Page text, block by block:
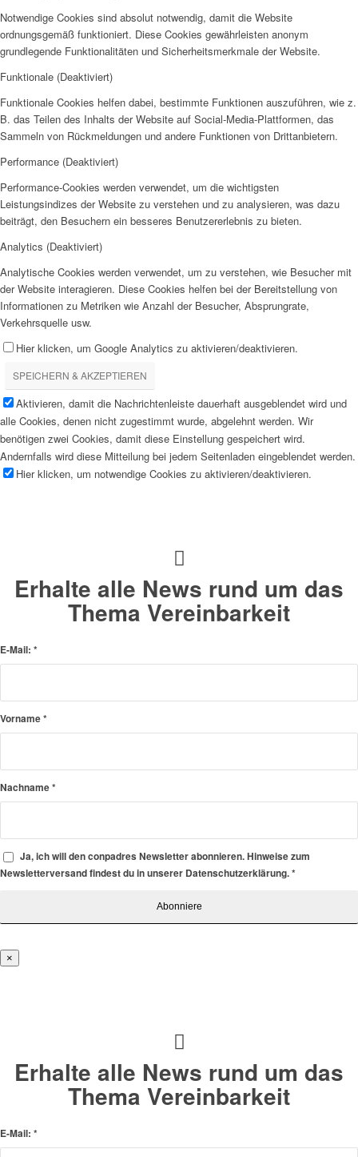
Notwendige Cookies sind absolut notwendig, damit die Website
ordnungsgemäß funktioniert. Diese Cookies gewährleisten anonym
grundlegende Funktionalitäten und Sicherheitsmerkmale der Website.
Funktionale (Deaktiviert)
Funktionale Cookies helfen dabei, bestimmte Funktionen auszuführen, wie z.
B. das Teilen des Inhalts der Website auf Social-Media-Plattformen, das
Sammeln von Rückmeldungen und andere Funktionen von Drittanbietern.
Performance (Deaktiviert)
Performance-Cookies werden verwendet, um die wichtigsten
Leistungsindizes der Website zu verstehen und zu analysieren, was dazu
beiträgt, den Besuchern ein besseres Benutzererlebnis zu bieten.
Analytics (Deaktiviert)
Analytische Cookies werden verwendet, um zu verstehen, wie Besucher mit
der Website interagieren. Diese Cookies helfen bei der Bereitstellung von
Informationen zu Metriken wie Anzahl der Besucher, Absprungrate,
Verkehrsquelle usw.
Hier klicken, um Google Analytics zu aktivieren/deaktivieren.
SPEICHERN & AKZEPTIEREN
Aktivieren, damit die Nachrichtenleiste dauerhaft ausgeblendet wird und
alle Cookies, denen nicht zugestimmt wurde, abgelehnt werden. Wir
benötigen zwei Cookies, damit diese Einstellung gespeichert wird.
Andernfalls wird diese Mitteilung bei jedem Seitenladen eingeblendet werden.
Hier klicken, um notwendige Cookies zu aktivieren/deaktivieren.
Erhalte alle News rund um das
Thema Vereinbarkeit
E-Mail: *
Vorname*
Nachname*
Ja, ich will den conpadres Newsletter abonnieren. Hinweise zum
Newsletterversand findest du in unserer Datenschutzerklärung.*
×
Erhalte alle News rund um das
Thema Vereinbarkeit
E-Mail: *